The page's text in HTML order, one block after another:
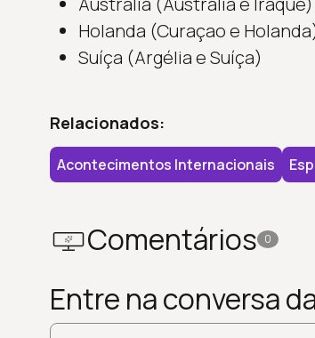
Holanda (Curaçao e
Suíça (Argélia e Suíça)
Relacionados:
Acontecimentos Internacionais
Comentários 0
Entre na conversa